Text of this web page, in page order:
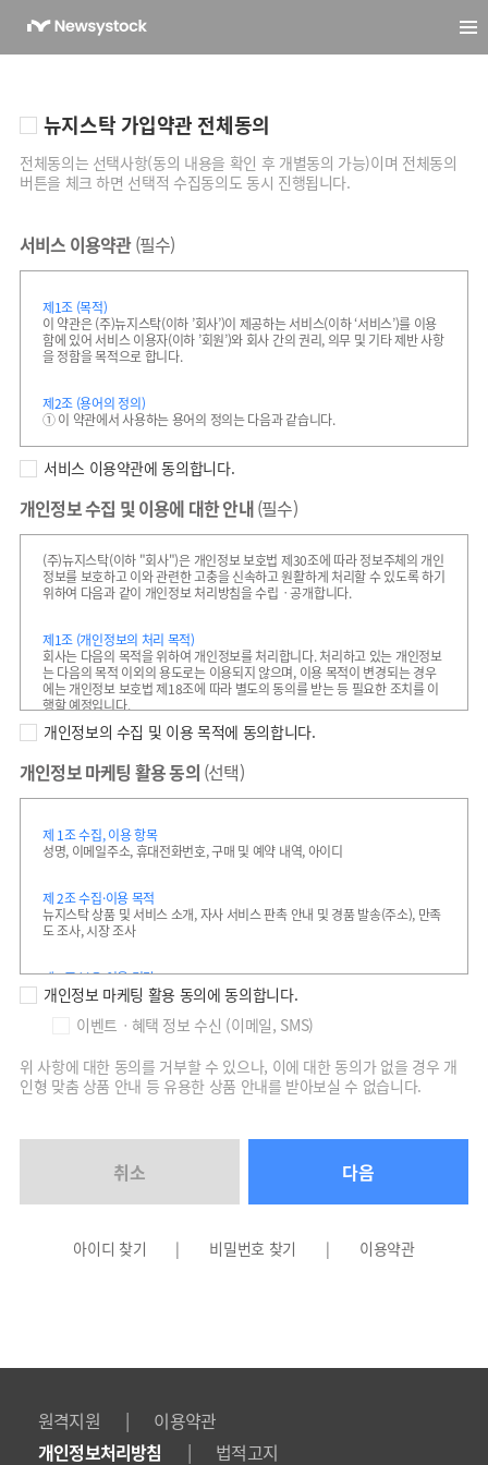
뉴지스탁 가입약관 전체동의
전체동의는 선택사항(동의 내용을 확인 후 개별동의 가능)이며 전체동의
버튼을 체크 하면 선택적 수집동의도 동시 진행됩니다.
서비스 이용약관(필수)
제1조 (목적)
이 약관은 (주)뉴지스탁(이하 ’회사’)이 제공하는 서비스(이하 ‘서비스’)를 이용
함에 있어 서비스 이용자(이하 ’회원’)와 회사 간의 권리, 의무 및 기타 제반 사항
을 정함을 목적으로 합니다.
제2조 (용어의 정의)
① 이 약관에서 사용하는 용어의 정의는 다음과 같습니다.
1. “서비스”라 함은 회사가 개발하여 인터넷을 통하여 서비스하고 있는 서
비스 및 기타 서비스 일체를 의미합니다.
고 회원 가입을 한 자로서, 회사와 서비스 이용 계약을 체결하고 서비스
이용 아이디와 비밀번호를 부여 받아 서비스를 이용하는 고객을 말합니
다.
3. “회원ID”라 함은 회원의 식별과 서비스 이용을 위하여 회원이 선정하고
회사가 사용을 승인하여 부여한 문자 또는 숫자의 조합을 말합니다.
4. “비밀번호”라 함은 회원이 부여 받은 회원ID와 일치된 회원임을 확인하
고, 회원의 개인정보를 보호하기 위하여 회원이 정한 문자와 숫자의 조합
5. “이용고객”이라 함은 회사가 제공하는 서비스를 이용하는 자(회원, 비회
원 포함)를 의미합니다.
6. “이용계약”이라 함은 회사가 제공하는 서비스를 이용하기 위하여 회사
홈페이지에서 회원가입을 통해 회사와 이용고객 간에 체결하는 계약을
말합니다.
7. “이용해지”라 함은 회사 또는 회원이 이용계약을 해지하는 것을 말합니
다.
영을 위하여 회사에서 선정한 자를 말합니다.
9. “별명”이라 함은 회원ID 이외에 서비스를 이용하기 위해 별도로 설정 가
능한 닉네임을 말합니다.
보를 보호하기 위하여 회원가입 시 휴대폰, 공인인증서, 신용카드 등을 통
하여 본인을 확인하는 것을 말합니다.
11. “게시물”이라 함은 회사의 서비스 내에 회원이 등록한 글, 사진, 동영상,
12. “포인트”라 함은 회사가 지급한 적립금의 단위를 말합니다.
13. “적립금” 이란 사이버 자산의 일종으로 회사가 제공하는 특정 서비스 구
매 시 사용 가능한 쿠폰을 통해 등록 가능한 적립 포인트를 말하며 통상적
으로 1p가 1원을 의미합니다.
에게 제공하는 구매시 사용 가능한 할인쿠폰, 적립 포인트, 이용권 등을
말합니다. [본 조에서 정하는 쿠폰 또는 포인트 적립에 관한 사항은 별첨
에 의하여 지급되며 회사의 정책 또는 기타 사정에 의하여 그 내용이 변경
될 수 있으며, 이러한 변경사항이 있을 경우에 회사는 웹사이트에 게재하
15. “서비스 이용권”이란 뉴지스탁의 특정 서비스를 이용할 수 있는 이용권
을 말합니다.
비스별 정책에서 정하지 아니한 것은 일반적인 상관례에 의합니다.
제3조 (이용약관의 효력 및 변경)
(http://www.newsystock.com 이하 ‘홈페이지’)를 통하여 공지함으로
② 회원 가입 시 본 약관에 동의한 회원은 동의한 때로부터 본 약관의 적용을 받
게 되며, 약관이 개정된 경우에는 개정된 약관의 효력이 발생하는 시점부터 개
까지 공지하며, 이용자에게 불리한 내용 또는 중요한 내용의 개정의 경 우에는
니다. 본 약관의 변경에 대하여 이의가 있는 회원은 회원탈퇴를 통해 이용계약
을 해지할 수 있습니다. 다만, 이용계약이 해지되면 로그인 후 제공되는 서비스
를 이용할 수 없게 됩니다.
서비스 이용약관에 동의합니다.
개인정보 수집 및 이용에 대한 안내(필수)
(주)뉴지스탁(이하 "회사")은 개인정보 보호법 제30조에 따라 정보주체의 개인
정보를 보호하고 이와 관련한 고충을 신속하고 원활하게 처리할 수 있도록 하기
위하여 다음과 같이 개인정보 처리방침을 수립ㆍ공개합니다.
제1조 (개인정보의 처리 목적)
회사는 다음의 목적을 위하여 개인정보를 처리합니다. 처리하고 있는 개인정보
는 다음의 목적 이외의 용도로는 이용되지 않으며, 이용 목적이 변경되는 경우
에는 개인정보 보호법 제18조에 따라 별도의 동의를 받는 등 필요한 조치를 이
행할 예정입니다.
1. 회원 가입 및 관리
외부 인증 서비스(예: Google, Kakao, Apple, Naver 등)를 통한
간편 로그인 및 계정 연동, 회원자격 유지ㆍ관리, 서비스 부정이용
방지, 각종 고지ㆍ통지, 고충처리 등
2. 재화 또는 서비스 제공
￮ 서비스 공급, AI 기반 투자 전략 생성 및 제공, 계약서ㆍ청구서 발송,
콘텐츠 제공, 맞춤서비스 제공, 본인인증, 요금결제ㆍ정산
3. 신규 서비스 개발 및 마케팅ㆍ광고에의 활용
￮ 신규 서비스 개발 및 맞춤 서비스 제공, 인공지능(AI) 모델 학습 및
서비스 성능 개선, 이벤트 및 광고성 정보 제공 및 참여기회 제공,
접속빈도 파악 또는 회원의 서비스 이용에 대한 통계
제2조 (개인정보의 처리 및 보유 기간)
① 회사는 법령에 따른 개인정보 보유ㆍ이용기간 또는 정보주체로부터 개인정
보유합니다.
순번 개인정보파일의 명칭
전자상거래에서의 계약ㆍ청약철회
3 대금결제, 서비스 등 공급 기록
제 3조 (개인정보의 제3자 제공)
제 4조 (개인정보처리 위탁)
개인정보의 수집 및 이용 목적에 동의합니다.
개인정보 마케팅 활용 동의 (선택)
제 1조 수집, 이용 항목
성명, 이메일주소, 휴대전화번호, 구매 및 예약 내역, 아이디
제 2조 수집·이용 목적
뉴지스탁 상품 및 서비스 소개, 자사 서비스 판촉 안내 및 경품 발송(주소), 만족
도 조사, 시장 조사
제 3조 보유·이용 기간
수집·이용 동의일로부터 회원 탈퇴 시 까지
맞춤 상품 안내 등 유용한 상품 안내를 받아보실 수 없습니다.
개인정보 마케팅 활용 동의에 동의합니다.
이벤트ㆍ혜택 정보 수신 (이메일, SMS)
위 사항에 대한 동의를 거부할 수 있으나, 이에 대한 동의가 없을 경우 개
인형 맞춤 상품 안내 등 유용한 상품 안내를 받아보실 수 없습니다.
취소 다음
아이디 찾기 | 비밀번호 찾기 | 이용약관
원격지원 |
이용약관
개인정보처리방침
| 법적고지